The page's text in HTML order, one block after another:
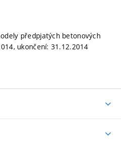
předpjatých betonových
ukončení: 31.12.2014